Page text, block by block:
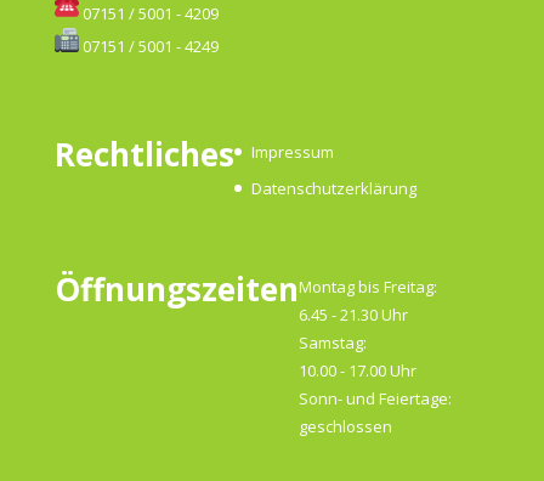
07151 / 5001 - 4209
07151 / 5001 - 4249
Rechtliches
Impressum
Datenschutzerklärung
ÖffnungszeitenMontag bis Freitag:
6.45 - 21.30 Uhr
Samstag:
10.00 - 17.00 Uhr
Sonn- und Feiertage:
geschlossen